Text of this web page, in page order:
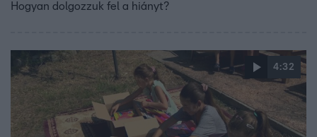
Hogyan dolgozzuk fel a hiányt?
4:32